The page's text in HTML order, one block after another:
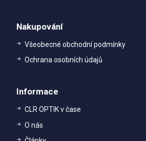
Nakupování
Všeobecné obchodní podmínky
Ochrana osobních údajů
Informace
CLR OPTIK v čase
O nás